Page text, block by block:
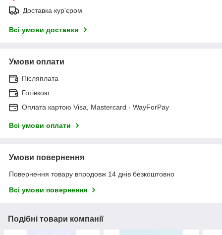
Доставка кур'єром
Всі умови доставки
Умови оплати
Післяплата
Готівкою
Оплата картою Visa, Mastercard - WayForPay
Всі умови оплати
Умови повернення
Повернення товару впродовж 14 днів безкоштовно
Всі умови повернення
Подібні товари компанії